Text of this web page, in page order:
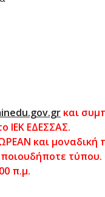
και
ΙΕΚ ΕΔΕΣΣΑΣ.
και
π.μ.